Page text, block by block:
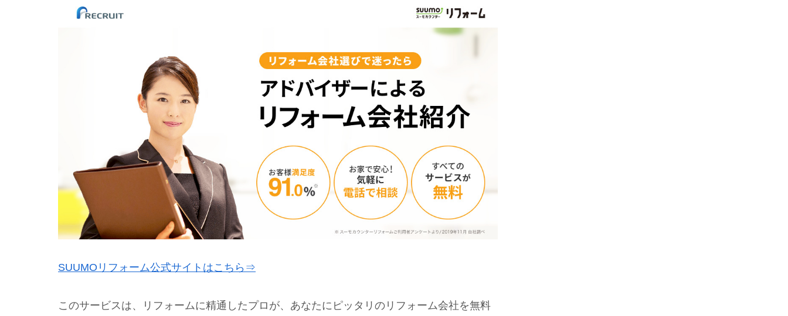
SUUMOリフォーム公式サイトはこちら⇒
このサービスは、リフォームに精通したプロが、あなたにピッタリのリフォーム会社を無料